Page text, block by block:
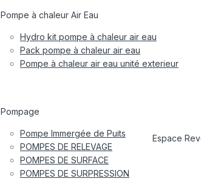
Pompe à chaleur Air Eau
Hydro kit pompe à chaleur air eau
Pack pompe à chaleur air eau
Pompe à chaleur air eau unité exterieur
Pompage
Pompe Immergée de Puits
POMPES DE RELEVAGE
POMPES DE SURFACE
POMPES DE SURPRESSION
Espace